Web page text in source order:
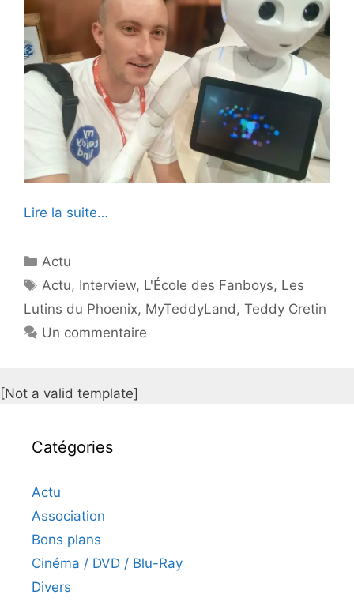
Lire la suite…
Catégories
Actu
Étiquettes
Actu, Interview, L'École des Fanboys, Les
Lutins du Phoenix, MyTeddyLand, Teddy Cretin
Un commentaire
[Not a valid template]
Catégories
Actu
Association
Bons plans
Cinéma / DVD / Blu-Ray
Divers